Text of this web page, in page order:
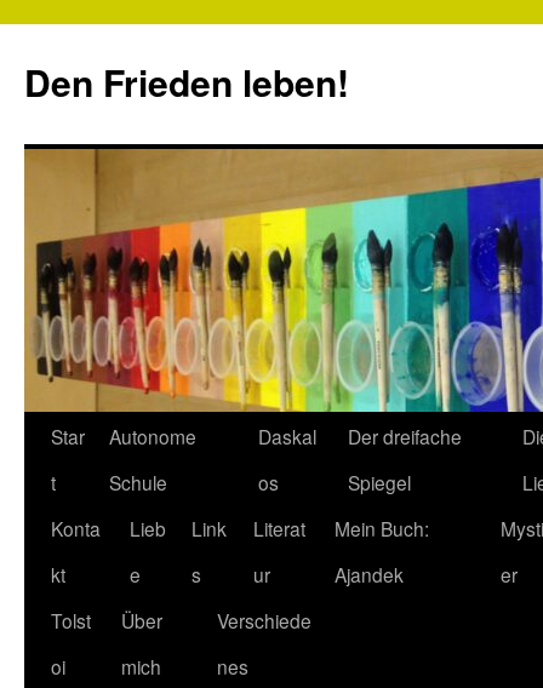
springen
Den Frieden leben!
Star
t
Autonome
Schule
Daskal
os
Der dreifache
Spiegel
Konta
kt
Lieb
e
Link
s
Literat
ur
Mein Buch:
Ajandek
er
Tolst
oi
Über
mich
Verschiede
nes